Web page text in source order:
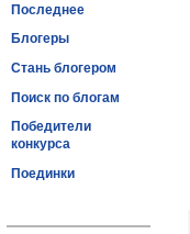
Последнее
Блогеры
Стань блогером
Поиск по блогам
Победители
конкурса
Поединки